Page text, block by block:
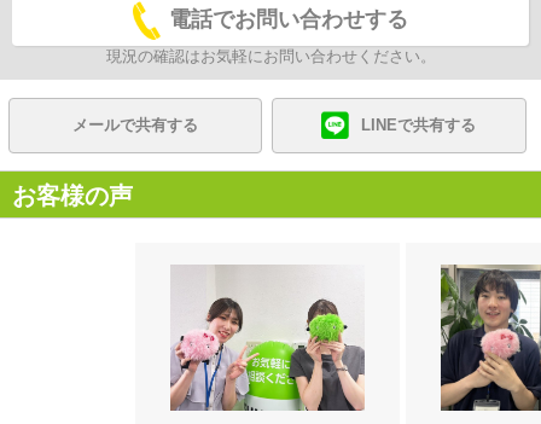
電話でお問い合わせする
現況の確認はお気軽にお問い合わせください。
メールで共有する LINEで共有する
お客様の声